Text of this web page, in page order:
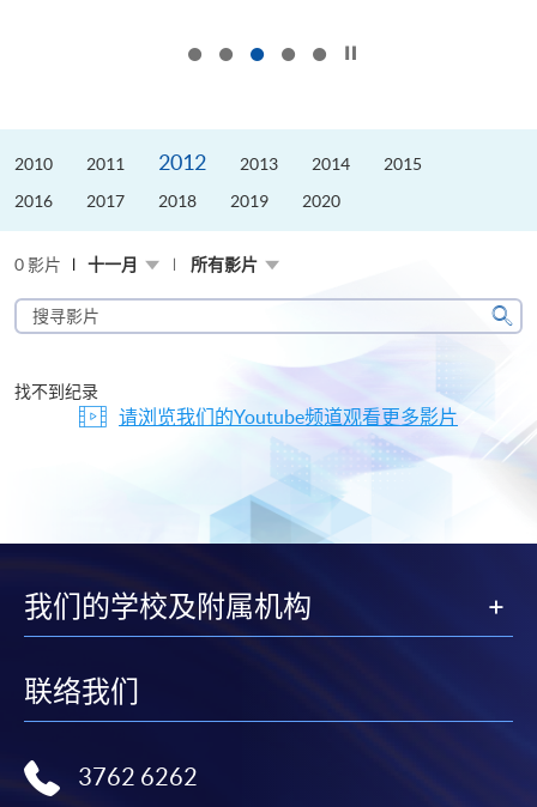
2010 2011 2012 2013 2014
2015
2016
2017 2018 2019 2020
0 影片 十一月 所有影片
搜
寻
片
搜
找不到纪录
请浏览我们的Youtube频道观看更多影片
我们的学校及附属机构
联络我们
3762 6262